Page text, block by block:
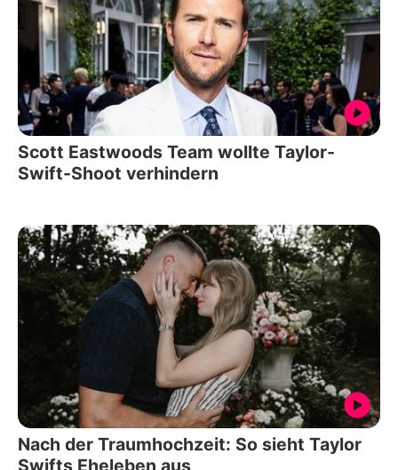
Scott Eastwoods Team wollte Taylor-
Swift-Shoot verhindern
Nach der Traumhochzeit: So sieht Taylor